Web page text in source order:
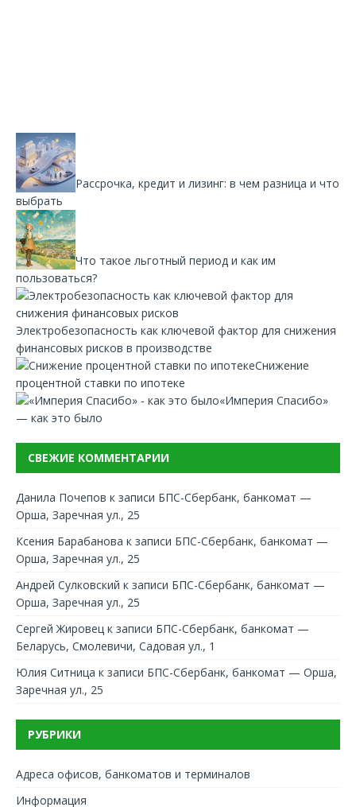
Рассрочка, кредит и лизинг: в чем разница и что
выбрать
Что такое льготный период и как им
пользоваться?
Электробезопасность как ключевой фактор для снижения
финансовых рисков в производстве
Снижение
процентной ставки по ипотеке
«Империя Спасибо»
— как это было
СВЕЖИЕ КОММЕНТАРИИ
Данила Почепов к записи БПС-Сбербанк, банкомат —
Орша, Заречная ул., 25
Ксения Барабанова к записи БПС-Сбербанк, банкомат —
Орша, Заречная ул., 25
Андрей Сулковский к записи БПС-Сбербанк, банкомат —
Орша, Заречная ул., 25
Сергей Жировец к записи БПС-Сбербанк, банкомат —
Беларусь, Смолевичи, Садовая ул., 1
Юлия Ситница к записи БПС-Сбербанк, банкомат — Орша,
Заречная ул., 25
РУБРИКИ
Адреса офисов, банкоматов и терминалов
Информация